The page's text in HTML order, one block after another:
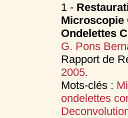
1 -
Microscopie
Ondelettes
G. Pons
Rapport de
2005.
Mots-clés :
ondelettes